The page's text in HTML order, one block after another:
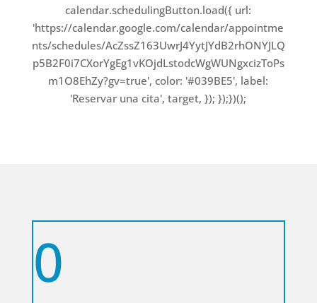
calendar.schedulingButton.load({ url:
'https://calendar.google.com/calendar/appointme
nts/schedules/AcZssZ163UwrJ4YytJYdB2rhONYJLQ
p5B2F0i7CXorYgEg1vKOjdLstodcWgWUNgxcizToPs
m1O8EhZy?gv=true', color: '#039BE5', label:
'Reservar una cita', target, }); });})();
0